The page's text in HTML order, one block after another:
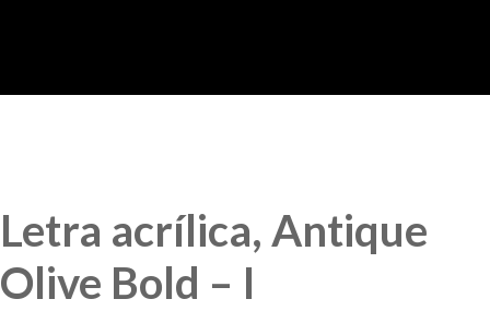
Letra acrílica, Antique
Olive Bold – I